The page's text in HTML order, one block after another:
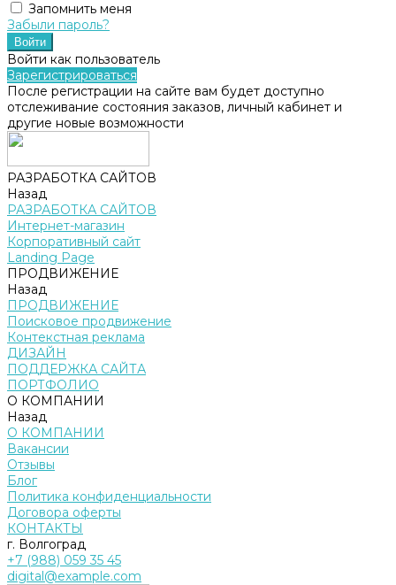
Запомнить меня
Забыли пароль?
Войти как пользователь
Зарегистрироваться
После регистрации на сайте вам будет доступно
отслеживание состояния заказов, личный кабинет и
другие новые возможности
РАЗРАБОТКА САЙТОВ
Назад
РАЗРАБОТКА САЙТОВ
Интернет-магазин
Корпоративный сайт
Landing Page
ПРОДВИЖЕНИЕ
Назад
ПРОДВИЖЕНИЕ
Поисковое продвижение
Контекстная реклама
ДИЗАЙН
ПОДДЕРЖКА САЙТА
ПОРТФОЛИО
О КОМПАНИИ
Назад
О КОМПАНИИ
Вакансии
Отзывы
Блог
Политика конфиденциальности
Договора оферты
КОНТАКТЫ
г. Волгоград
+7 (988) 059 35 45
digital@example.com